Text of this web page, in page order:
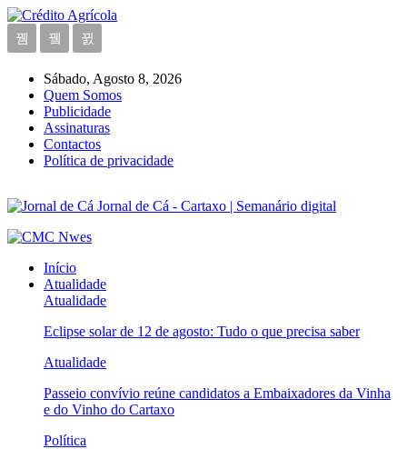
Sábado, Agosto 8, 2026
Quem Somos
Publicidade
Assinaturas
Contactos
Política de privacidade
Jornal de Cá - Cartaxo | Semanário digital
Início
Atualidade
Atualidade
Eclipse solar de 12 de agosto: Tudo o que precisa saber
Atualidade
Passeio convívio reúne candidatos a Embaixadores da Vinha
e do Vinho do Cartaxo
Política